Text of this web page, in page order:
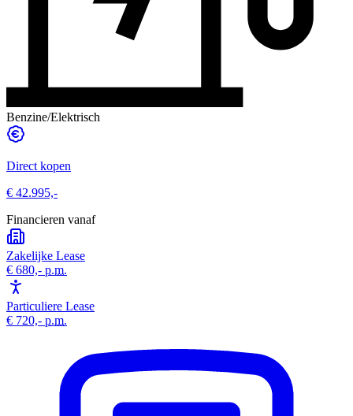
Benzine/Elektrisch
Direct kopen
€ 42.995,-
Financieren vanaf
Zakelijke Lease
€ 680,- p.m.
Particuliere Lease
€ 720,- p.m.